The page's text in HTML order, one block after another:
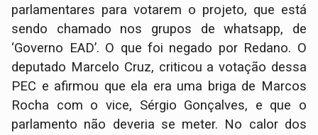
parlamentares para votarem o projeto, que está
sendo chamado nos grupos de whatsapp, de
‘Governo EAD’. O que foi negado por Redano. O
deputado Marcelo Cruz, criticou a votação dessa
PEC e afirmou que ela era uma briga de Marcos
Rocha com o vice, Sérgio Gonçalves, e que o
parlamento não deveria se meter. No calor dos